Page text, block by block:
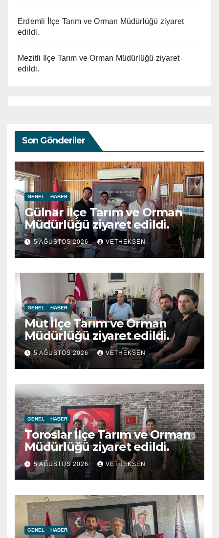
Erdemli İlçe Tarım ve Orman Müdürlüğü ziyaret
edildi.
Mezitli İlçe Tarım ve Orman Müdürlüğü ziyaret
edildi.
Son Gönderiler
GENEL HABER
Gülnar İlçe Tarım ve Orman
Müdürlüğü ziyaret edildi.
5 AĞUSTOS 2026 VETHEKSEN
GENEL HABER
Mut İlçe Tarım ve Orman
Müdürlüğü ziyaret edildi.
5 AĞUSTOS 2026 VETHEKSEN
GENEL HABER
Toroslar İlçe Tarım ve Orman
Müdürlüğü ziyaret edildi.
5 AĞUSTOS 2026 VETHEKSEN
GENEL HABER